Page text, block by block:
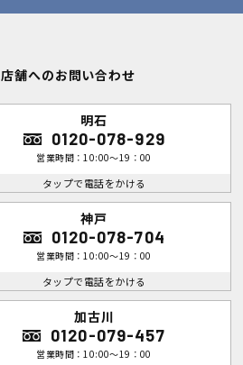
店舗へのお問い合わせ
明石
0120-078-929
営業時間：10:00～19：00
タップで電話をかける
神戸
0120-078-704
営業時間：10:00～19：00
タップで電話をかける
加古川
0120-079-457
営業時間：10:00～19：00